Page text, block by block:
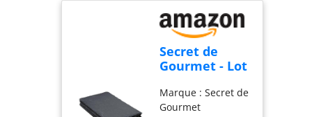
pour la maintenir fermement sans se
casser ni se tordre. Passe au lave-
vaisselle : de conception
ergonomique, notre pinceau à
utilisé en toute sécurité au lave-
vaisselle. L'eau ne pénètre jamais à
Secret de
Gourmet - Lot
Plates Ardoise
II 30cm Gris
Marque : Secret de
Gourmet